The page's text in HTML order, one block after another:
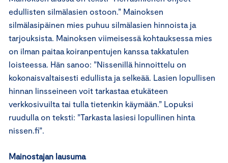
edullisten silmälasien ostoon.” Mainoksen
silmälasipäinen mies puhuu silmälasien hinnoista ja
tarjouksista. Mainoksen viimeisessä kohtauksessa mies
on ilman paitaa koiranpentujen kanssa takkatulen
loisteessa. Hän sanoo: ”Nissenillä hinnoittelu on
kokonaisvaltaisesti edullista ja selkeää. Lasien lopullisen
hinnan linsseineen voit tarkastaa etukäteen
verkkosivuilta tai tulla tietenkin käymään.” Lopuksi
ruudulla on teksti: ”Tarkasta lasiesi lopullinen hinta
nissen.fi”.
Mainostajan lausuma